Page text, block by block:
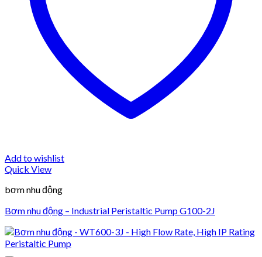
Add to wishlist
Quick View
bơm nhu động
Bơm nhu động – Industrial Peristaltic Pump G100-2J